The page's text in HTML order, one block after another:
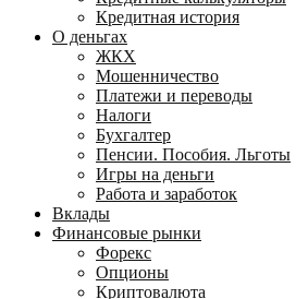
Кредитная история
О деньгах
ЖКХ
Мошенничество
Платежи и переводы
Налоги
Бухгалтер
Пенсии. Пособия. Льготы
Игры на деньги
Работа и заработок
Вклады
Финансовые рынки
Форекс
Опционы
Криптовалюта